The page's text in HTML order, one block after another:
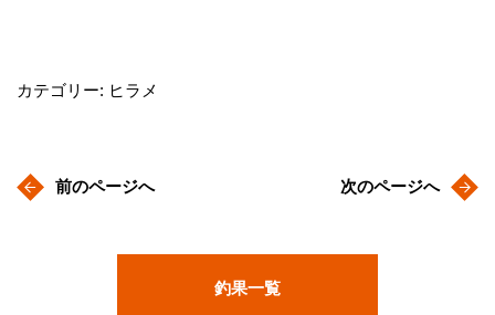
カテゴリー: ヒラメ
前のページへ
釣果一覧
次のページへ